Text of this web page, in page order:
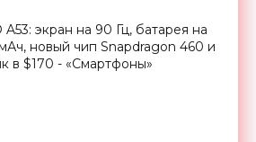
A53: экран на 90 Гц, батарея на
новый чип Snapdragon 460 и
в $170 - «Смартфоны»